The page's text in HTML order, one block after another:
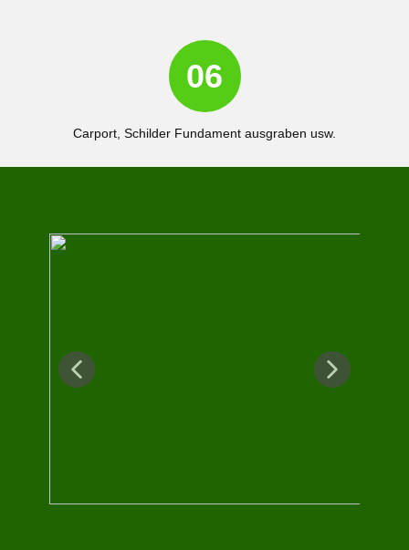
06
Carport, Schilder Fundament ausgraben usw.